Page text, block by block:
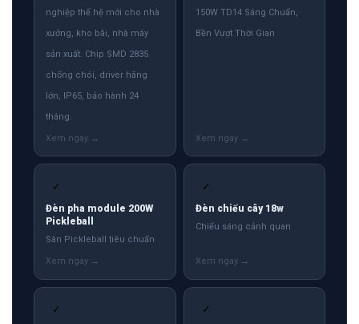
nghiệp thế hệ mới cho nhà
xưởng, kho bãi, nhà máy
sản xuất. Chip SMD 2835
chống chói, driver hãng
lớn, IP65, bảo hành 24
tháng.
150W TD14 Sáng Chuẩn,
Bền Vượt Thời Gian
✓
Đèn pha module 200W
Pickleball
Sân Pickleball tiêu chuẩn
✓
Đèn chiếu cây 18w
Chiếu sáng cảnh quan
✓ ✓